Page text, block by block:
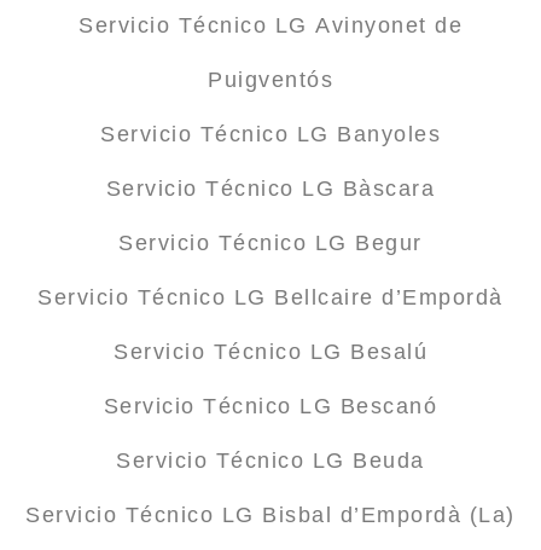
Servicio Técnico LG Avinyonet de
Puigventós
Servicio Técnico LG Banyoles
Servicio Técnico LG Bàscara
Servicio Técnico LG Begur
Servicio Técnico LG Bellcaire d’Empordà
Servicio Técnico LG Besalú
Servicio Técnico LG Bescanó
Servicio Técnico LG Beuda
Servicio Técnico LG Bisbal d’Empordà (La)